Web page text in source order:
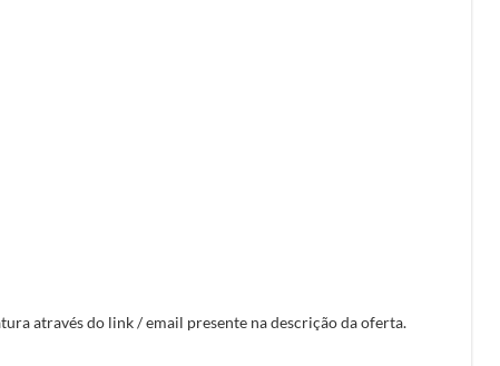
através do link / email presente na descrição da oferta.